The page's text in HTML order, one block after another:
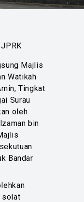
Majlis
Watikah
Tingkat
Surau
oleh
bin
Bandar
solat